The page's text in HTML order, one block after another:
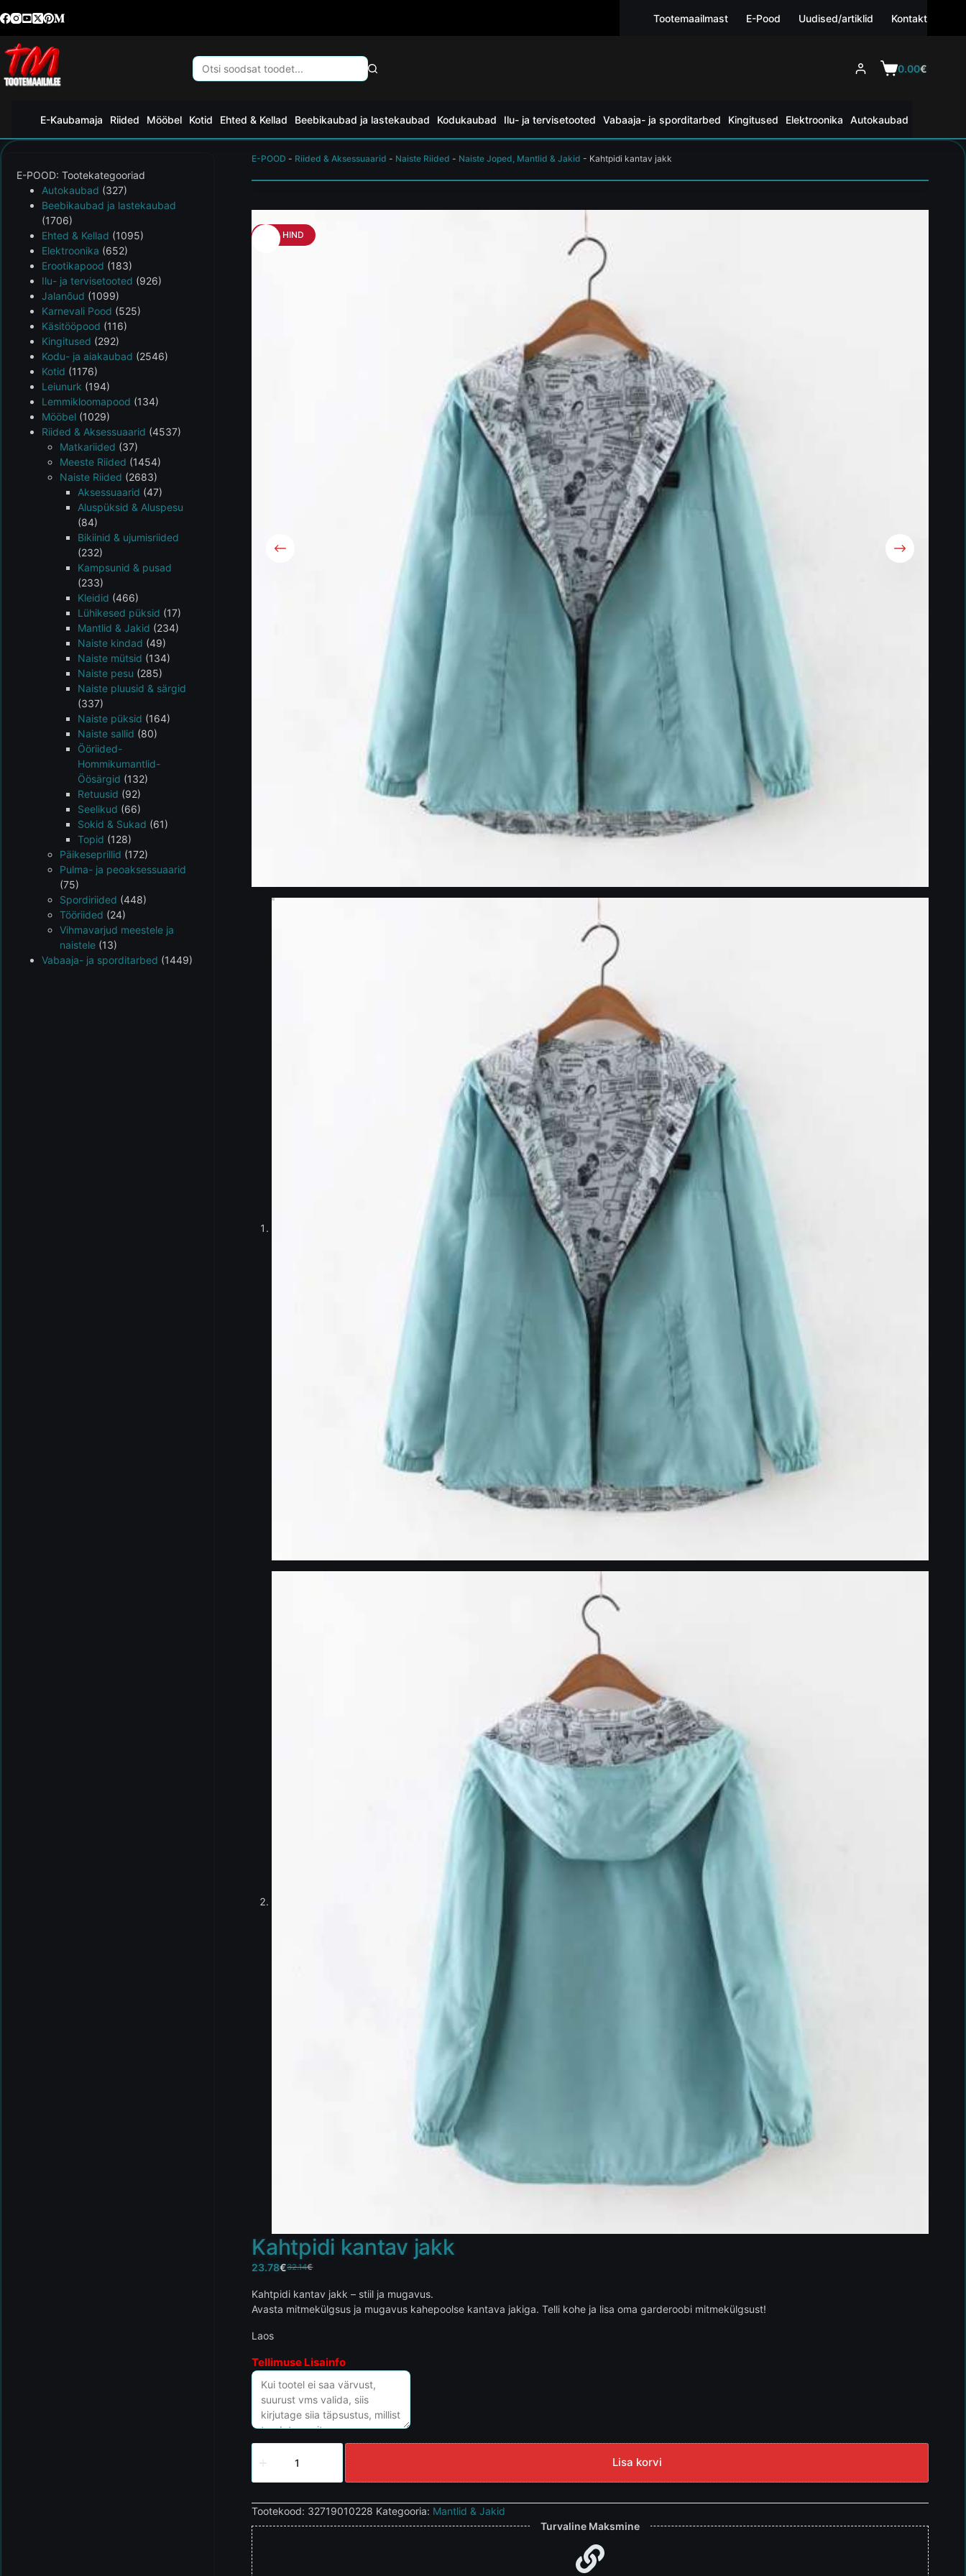
Tootemaailmast E-Pood Uudised/artiklid Kontakt
0.00€
E-Kaubamaja Riided Mööbel Kotid Ehted & Kellad Beebikaubad ja lastekaubad Kodukaubad Ilu- ja tervisetooted Vabaaja- ja sporditarbed Kingitused Elektroonika Autokaubad
E-POOD - Riided & Aksessuaarid - Naiste Riided - Naiste Joped, Mantlid & Jakid - Kahtpidi kantav jakk
HEA HIND
Kahtpidi kantav jakk
32.14€
23.78€
Kahtpidi kantav jakk – stiil ja mugavus.
Avasta mitmekülgsus ja mugavus kahepoolse kantava jakiga. Telli kohe ja lisa oma garderoobi mitmekülgsust!
Laos
Tellimuse Lisainfo
Lisa korvi
Tootekood: 32719010228 Kategooria: Mantlid & Jakid
Turvaline Maksmine
E-POOD: Tootekategooriad
Autokaubad (327)
Beebikaubad ja lastekaubad
(1706)
Ehted & Kellad (1095)
Elektroonika (652)
Erootikapood (183)
Ilu- ja tervisetooted (926)
Jalanõud (1099)
Karnevali Pood (525)
Käsitööpood (116)
Kingitused (292)
Kodu- ja aiakaubad (2546)
Kotid (1176)
Leiunurk (194)
Lemmikloomapood (134)
Mööbel (1029)
Riided & Aksessuaarid (4537)
Matkariided (37)
Meeste Riided (1454)
Naiste Riided (2683)
Aksessuaarid (47)
Aluspüksid & Aluspesu
(84)
Bikiinid & ujumisriided
(232)
Kampsunid & pusad
(233)
Kleidid (466)
Lühikesed püksid (17)
Mantlid & Jakid (234)
Naiste kindad (49)
Naiste mütsid (134)
Naiste pesu (285)
Naiste pluusid & särgid
(337)
Naiste püksid (164)
Naiste sallid (80)
Ööriided-
Hommikumantlid-
Öösärgid (132)
Retuusid (92)
Seelikud (66)
Sokid & Sukad (61)
Topid (128)
Päikeseprillid (172)
Pulma- ja peoaksessuaarid
(75)
Spordiriided (448)
Tööriided (24)
Vihmavarjud meestele ja
naistele (13)
Vabaaja- ja sporditarbed (1449)